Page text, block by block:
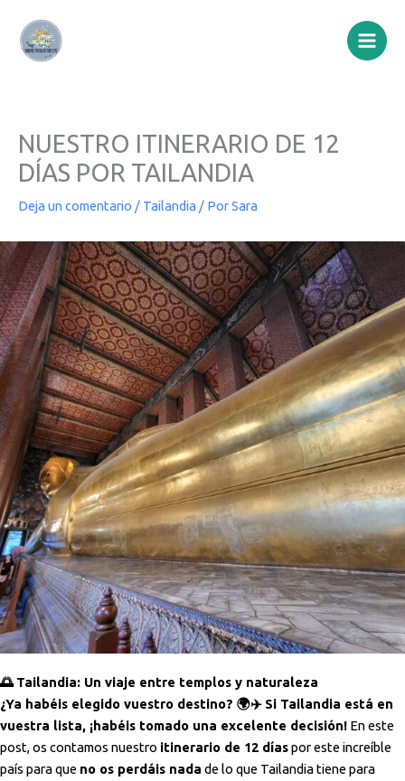
contenido
NUESTRO ITINERARIO DE 12
DÍAS POR TAILANDIA
Deja un comentario / Tailandia / PorSara
🌅 Tailandia: Un viaje entre templos y naturaleza
¿Ya habéis elegido vuestro destino? 🌍✈️ Si Tailandia está en
vuestra lista, ¡habéis tomado una excelente decisión! En este
post, os contamos nuestro itinerario de 12 díaspor este increíble
país para que no os perdáis nada de lo que Tailandia tiene para